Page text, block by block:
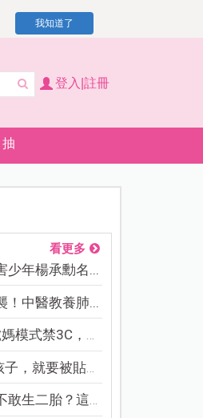
我知道了
登入|註冊
看更多
少年楊承勳名...
！中醫教養肺...
式禁3C，看...
，就要被貼「...
生二胎？這8...